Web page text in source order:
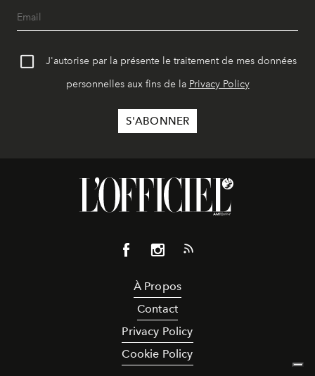
J'autorise par la présente le traitement de mes données
personnelles aux fins de la Privacy Policy
À Propos
Contact
Privacy Policy
Cookie Policy